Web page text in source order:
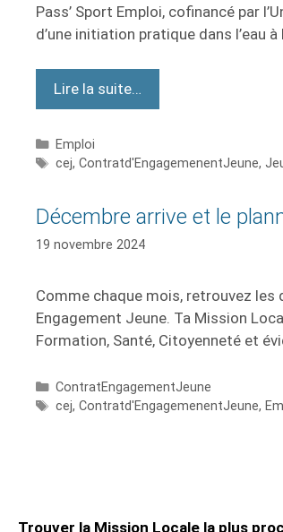
Pass’ Sport Emploi, cofinancé par
d’une initiation pratique dans l’eau
Lire la suite…
Emploi
cej, Contratd'EngagemenentJeune,
Décembre arrive et le
19 novembre 2024
Comme chaque mois, retrouvez
Engagement Jeune. Ta Mission
Formation, Santé, Citoyenneté et
ContratEngagementJeune
cej, Contratd'EngagemenentJeune,
Trouver la Mission Locale la plus